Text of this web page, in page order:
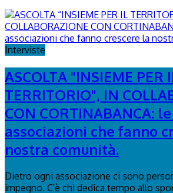
Interviste
ASCOLTA "INSIEME PER
TERRITORIO", IN
CON CORTINABANCA:
associazioni che fanno
nostra comunità.
Dietro ogni associazione ci sono
impegno. C'è chi dedica tempo allo